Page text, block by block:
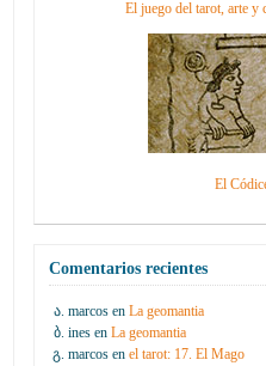
El juego del tarot, arte y
El
Comentarios recientes
marcos enLa geomantia
ines enLa geomantia
marcos enel tarot: 17. El Mago